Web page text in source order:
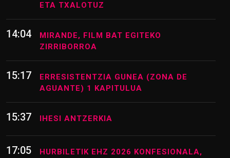
ETA TXALOTUZ
14:04
MIRANDE, FILM BAT EGITEKO
ZIRRIBORROA
15:17
ERRESISTENTZIA GUNEA (ZONA DE
AGUANTE) 1 KAPITULUA
15:37 IHESI ANTZERKIA
17:05
HURBILETIK EHZ 2026 KONFESIONALA,